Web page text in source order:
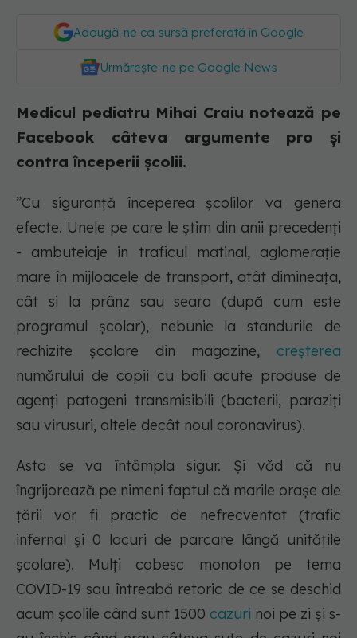
Adaugă-ne ca sursă preferată în Google
Urmărește-ne pe Google News
Medicul pediatru Mihai Craiu notează pe
Facebook câteva argumente pro și
contra începerii școlii.
”Cu siguranță începerea școlilor va genera
efecte. Unele pe care le știm din anii precedenți
- ambuteiaje in traficul matinal, aglomerație
mare în mijloacele de transport, atât dimineața,
cât si la prânz sau seara (după cum este
programul școlar), nebunie la standurile de
rechizite școlare din magazine, creșterea
numărului de copii cu boli acute produse de
agenți patogeni transmisibili (bacterii, paraziți
sau virusuri, altele decât noul coronavirus).
Asta se va întâmpla sigur. Și văd că nu
îngrijorează pe nimeni faptul că marile orașe ale
țării vor fi practic de nefrecventat (trafic
infernal și 0 locuri de parcare lângă unitățile
școlare). Mulți cobesc monoton pe tema
COVID-19 sau întreabă retoric de ce se deschid
acum școlile când sunt 1500 cazuri noi pe zi și s-